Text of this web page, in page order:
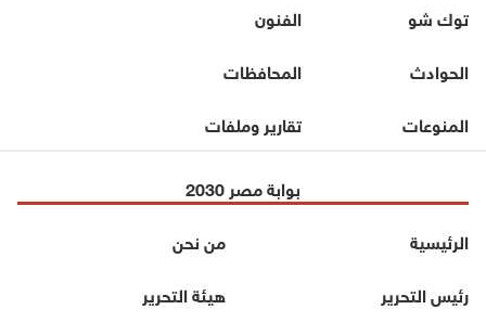
توك شو
الفنون
الحوادث
المحافظات
المنوعات
تقارير وملفات
بوابة مصر 2030
الرئيسية
من نحن
رئيس التحرير
هيئة التحرير